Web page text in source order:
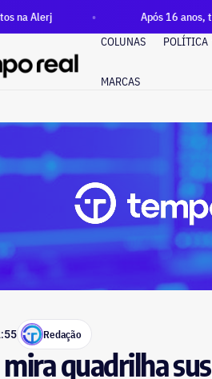
Após 16 anos, terreno do antigo
COLUNAS
POLÍTICA
MARCAS
Redação
mira quadrilha